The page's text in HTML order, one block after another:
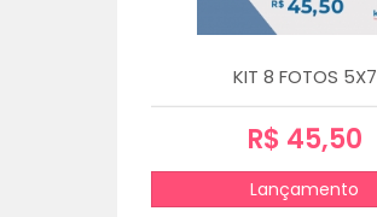
KIT 8 FOTOS 5X7
R$ 45,50
Lançamento